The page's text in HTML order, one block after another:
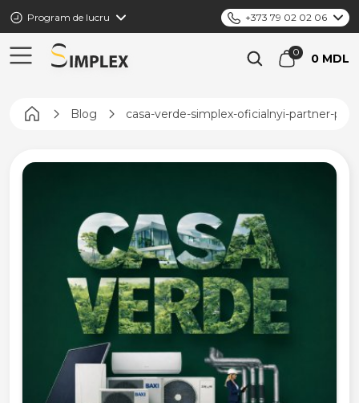
Program de lucru +373 79 02 02 06
0 MDL
Pagina principală
Blog casa-verde-simplex-oficialnyi-partner-